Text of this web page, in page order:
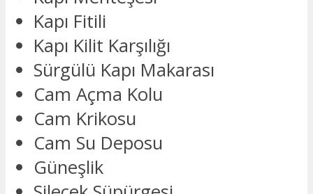
Kapı Fitili
Kapı Kilit Karşılığı
Sürgülü Kapı Makarası
Cam Açma Kolu
Cam Krikosu
Cam Su Deposu
Güneşlik